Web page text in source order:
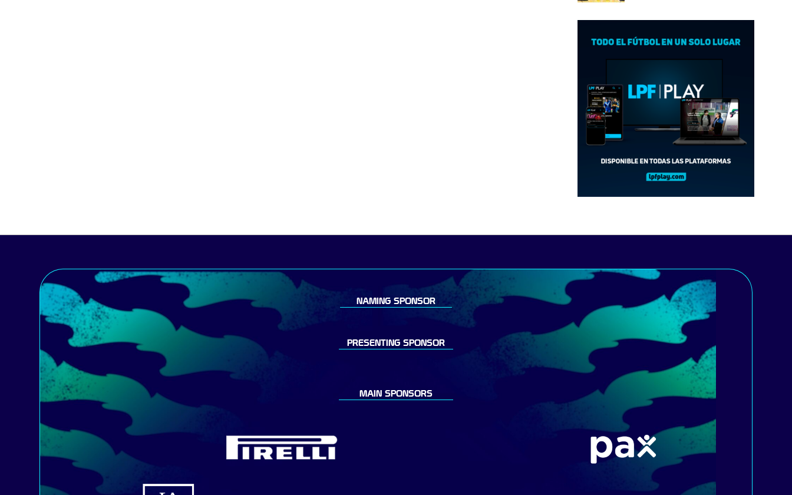
NAMING SPONSOR
PRESENTING SPONSOR
MAIN SPONSORS